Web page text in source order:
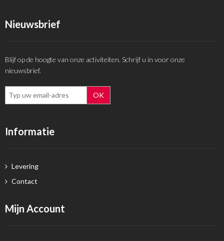
Nieuwsbrief
Blijf op de hoogte van onze activiteiten. Schrijf u in voor onze
nieuwsbrief.
Informatie
Levering
Contact
Mijn Account